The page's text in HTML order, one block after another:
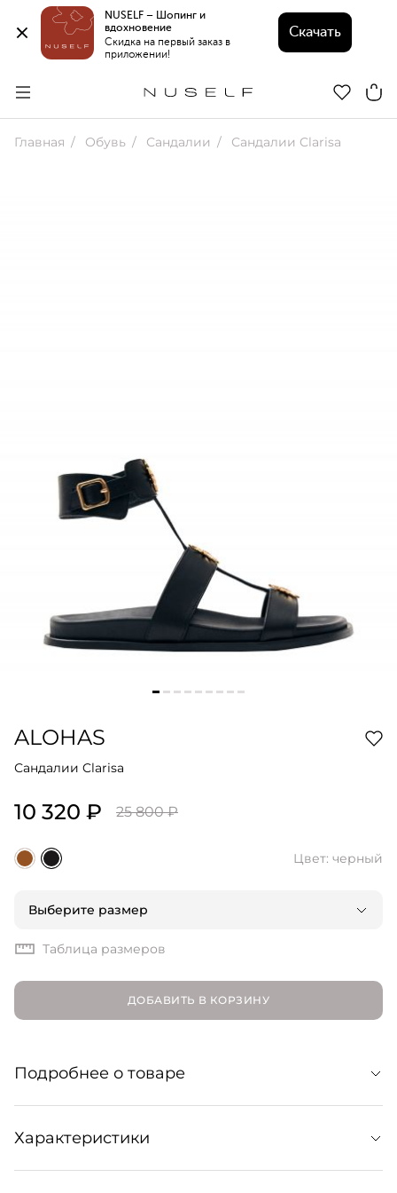
NUSELF – Шопинг и
вдохновение
Скидка на первый заказ в
приложении!
Скачать
Главная Обувь Сандалии Сандалии Clarisa
ALOHAS
Сандалии Clarisa
10 320 ₽ 25 800 ₽
Цвет: черный
Выберите размер
Таблица размеров
ДОБАВИТЬ В КОРЗИНУ
Подробнее о товаре
Сандалии-гладиаторы с широкими ремешками.
Изготовлены из натуральной замши и украшены
металлическими деталями в форме солнца. Кожаные
Характеристики